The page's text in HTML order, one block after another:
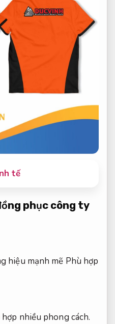
tế
phục công ty
hiệu mạnh mẽ Phù hợp
hợp nhiều phong cách.